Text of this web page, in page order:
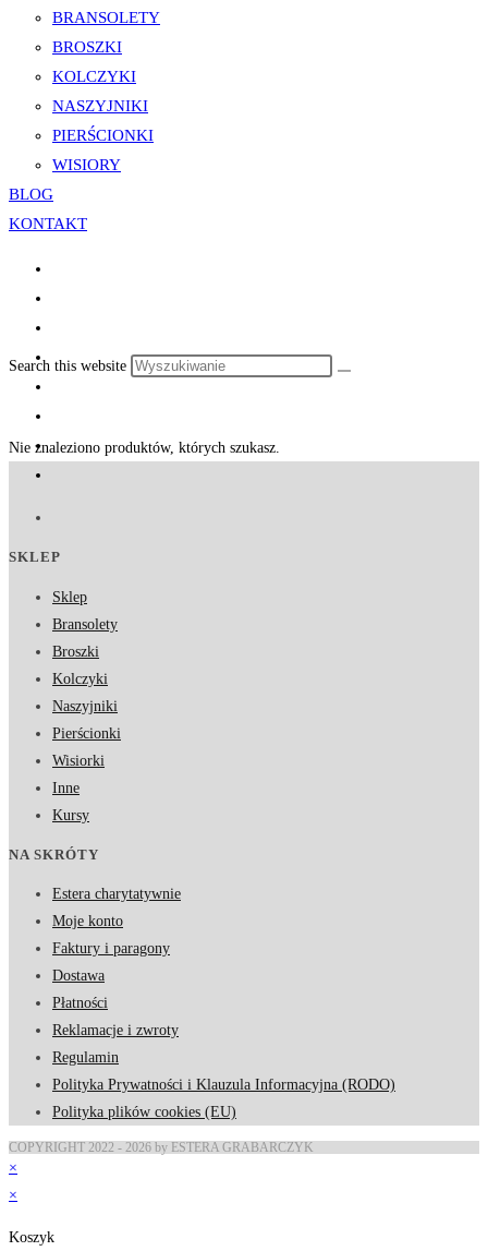
BRANSOLETY
BROSZKI
KOLCZYKI
NASZYJNIKI
PIERŚCIONKI
WISIORY
BLOG
KONTAKT
Search this website
Nie znaleziono produktów, których szukasz.
SKLEP
Sklep
Bransolety
Broszki
Kolczyki
Naszyjniki
Pierścionki
Wisiorki
Inne
Kursy
NA SKRÓTY
Estera charytatywnie
Moje konto
Faktury i paragony
Dostawa
Płatności
Reklamacje i zwroty
Regulamin
Polityka Prywatności i Klauzula Informacyjna (RODO)
Polityka plików cookies (EU)
COPYRIGHT 2022 - 2026 by ESTERA GRABARCZYK
×
×
Koszyk